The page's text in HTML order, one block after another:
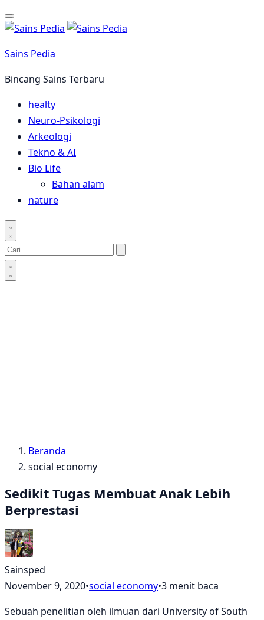
Langsung
ke
Sains Pedia
Bincang Sains Terbaru
healty
Neuro-Psikologi
Arkeologi
Tekno & AI
Bio Life
Bahan alam
nature
Beranda
social economy
Sedikit Tugas Membuat Anak Lebih
Berprestasi
Sainsped
November 9, 2020•social economy•3 menit baca
Sebuah penelitian oleh ilmuan dari University of South